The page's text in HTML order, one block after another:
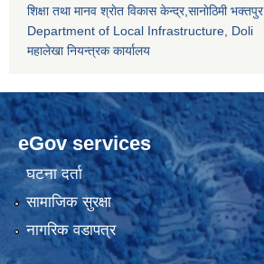
शिक्षा तथा मानव श्राेत विकास केन्द्र,सानाेठिमी भक्तपुर
Department of Local Infrastructure, Doli
महालेखा नियन्त्रक कार्यालय
eGov services
घटना दर्ता
सामाजिक सुरक्षा
नागरिक वडापत्र